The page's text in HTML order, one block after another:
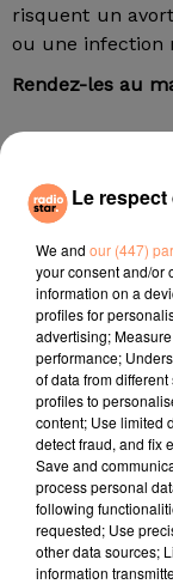
risquent un
ou une infection
Rendez-les au
Certains de ces
que la mesure
acheté ces
détruisez-les
avez achetés,
vous les avez
fièvre dans les
maux de tête,
cette
Description du
Nom du produit
Marque : Les
Numéros de lots
Date de
Motif du
Le
We and our (447)
your consent and/or
information on a
profiles for
advertising;
performance;
of data from
profiles to
content; Use limited
detect fraud, and fix
Save and
process personal
following
requested; Use
other data sources;
information